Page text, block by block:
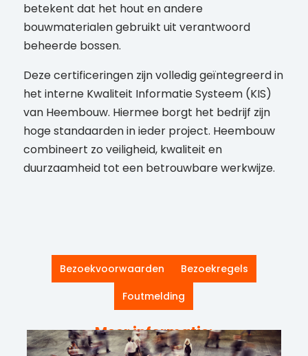
betekent dat het hout en andere
bouwmaterialen gebruikt uit verantwoord
beheerde bossen.
Deze certificeringen zijn volledig geïntegreerd in
het interne Kwaliteit Informatie Systeem (KIS)
van Heembouw. Hiermee borgt het bedrijf zijn
hoge standaarden in ieder project. Heembouw
combineert zo veiligheid, kwaliteit en
duurzaamheid tot een betrouwbare werkwijze.
Bezoekvoorwaarden
Bezoekregels
Foutmelding
Meer informatie: